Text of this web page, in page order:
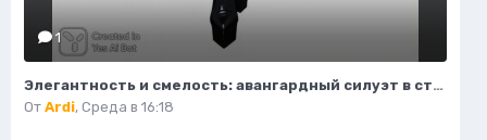
1
Элегантность и смелость: авангардный силуэт в стиле высокой моды. Генерация из нейросети Flux 1
От Ardi, Среда в 16:18